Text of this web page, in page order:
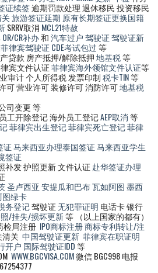
证续签逾期罚款处理 退休移民 投资移民
关旅游签证延期 原有长期签证更换国籍
SRRV取消 MCL21特赦
OR/CR补办和汽车过户驾驶证驾驶证新
律宾驾驶证 CDE考试包过等
贷款 房产抵押/解除抵押地基税等
宾文件认证菲律宾海外领馆文件认证等
审计 个人所得税 发票印制税卡TIN等
可 营业许可 装修许可 消防许可地基税
司变更 等
工开除登记 海外员工登记AEP取消等
菲律宾出生登记菲律宾死亡登记菲律
证马来西亚办理泰国签证马来西亚学生
签证
补发 护照更新 文件认证 赴华签证办理
圣卢西亚安提瓜和巴布瓦如阿图墨西
绿卡
务登记驾驶证无犯罪证明 电话卡 银行
/挂失/损坏更新等 （以上国家的都有）
检局注册 IPO商标注册商标专利转让/注
清关 中国驾驶证更新 菲律宾在职证明
开户 国际驾驶证IDD等
WWW.BGCVISA.COM微信 BGC998 电报